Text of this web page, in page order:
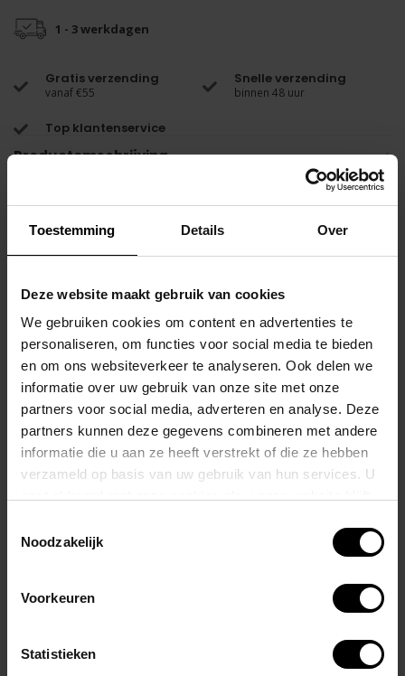
Toestemming Details Over
Deze website maakt gebruik van cookies
We gebruiken cookies om content en advertenties te
personaliseren, om functies voor social media te bieden
en om ons websiteverkeer te analyseren. Ook delen we
informatie over uw gebruik van onze site met onze
partners voor social media, adverteren en analyse. Deze
partners kunnen deze gegevens combineren met andere
informatie die u aan ze heeft verstrekt of die ze hebben
verzameld op basis van uw gebruik van hun services. U
Noodzakelijk
Voorkeuren
Statistieken
1 - 3 werkdagen
Gratis verzending
vanaf €55
Snelle verzending
binnen 48 uur
Top klantenservice
Productomschrijving
Deze Active Socks van CODE22 combineren stijl met comfort.
De opvallende coral kleur met zwarte accenten zorgt voor een
trendy look, terwijl de hoogwaardige materialenmix van katoen,
nylon en elastaan een perfecte pasvorm en duurzaamheid
De hoge sokken zijn ideaal voor sportieve activiteiten of als modieus
accessoire bij je dagelijkse outfit.
De fluorescerende kleur voegt een extra vleugje flair toe, en de
opdruk van het merk op de wreef benadrukt de kwaliteitsvolle
herkomst van de sokken.
Dankzij de 'one size' pasvorm zijn deze sokken geschikt voor
Gerelateerde producten